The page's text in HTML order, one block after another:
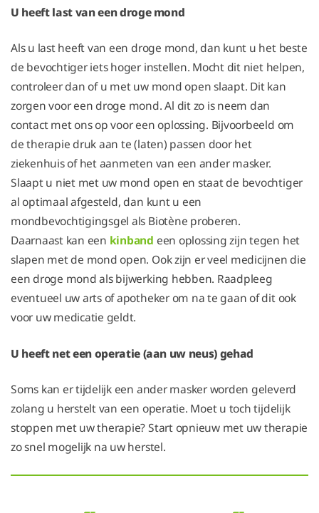
U heeft last van een droge mond
Als u last heeft van een droge mond, dan kunt u het beste
de bevochtiger iets hoger instellen. Mocht dit niet helpen,
controleer dan of u met uw mond open slaapt. Dit kan
zorgen voor een droge mond. Al dit zo is neem dan
contact met ons op voor een oplossing. Bijvoorbeeld om
de therapie druk aan te (laten) passen door het
ziekenhuis of het aanmeten van een ander masker.
Slaapt u niet met uw mond open en staat de bevochtiger
al optimaal afgesteld, dan kunt u een
mondbevochtigingsgel als Biotène proberen.
Daarnaast kan een kinband een oplossing zijn tegen het
slapen met de mond open. Ook zijn er veel medicijnen die
een droge mond als bijwerking hebben. Raadpleeg
eventueel uw arts of apotheker om na te gaan of dit ook
voor uw medicatie geldt.
U heeft net een operatie (aan uw neus) gehad
Soms kan er tijdelijk een ander masker worden geleverd
zolang u herstelt van een operatie. Moet u toch tijdelijk
stoppen met uw therapie? Start opnieuw met uw therapie
zo snel mogelijk na uw herstel.